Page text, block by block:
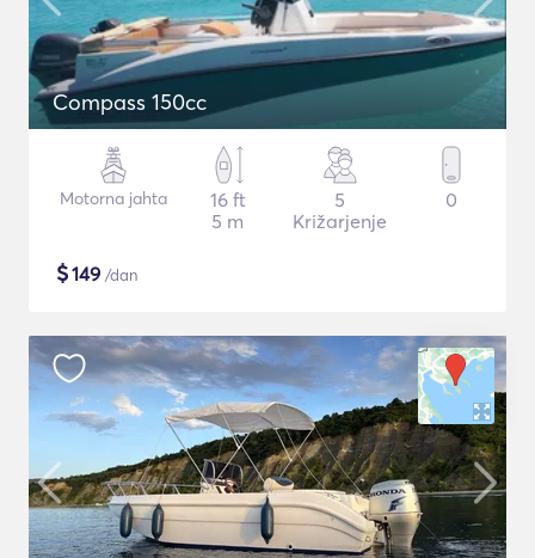
Compass 150cc
Motorna jahta
16 ft
5 m
5
Križarjenje
0
$149 /dan